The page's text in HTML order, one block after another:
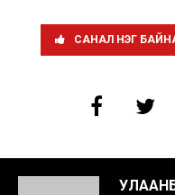
САНАЛ НЭГ